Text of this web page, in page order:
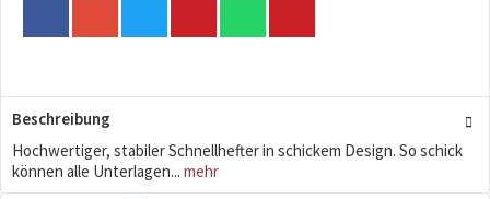
Beschreibung
Hochwertiger, stabiler Schnellhefter in schickem Design. So schick
können alle Unterlagen... mehr